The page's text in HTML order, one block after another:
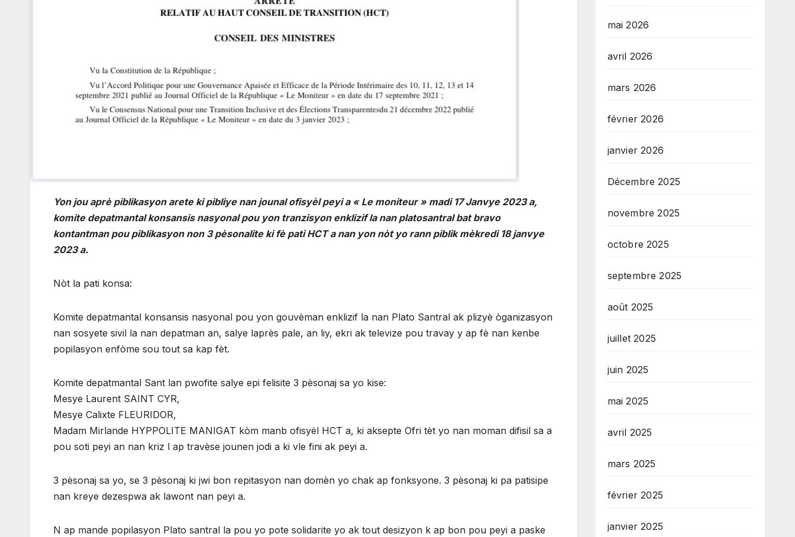
Yon jou aprè piblikasyon arete ki pibliye nan jounal ofisyèl peyi a « Le moniteur » madi 17 Janvye 2023 a,
komite depatmantal konsansis nasyonal pou yon tranzisyon enklizif la nan platosantral bat bravo
kontantman pou piblikasyon non 3 pèsonalite ki fè pati HCT a nan yon nòt yo rann piblik mèkredi 18 janvye
2023 a.
Nòt la pati konsa:
Komite depatmantal konsansis nasyonal pou yon gouvèman enklizif la nan Plato Santral ak plizyè òganizasyon
nan sosyete sivil la nan depatman an, salye laprès pale, an liy, ekri ak televize pou travay y ap fè nan kenbe
popilasyon enfòme sou tout sa kap fèt.
Komite depatmantal Sant lan pwofite salye epi felisite 3 pèsonaj sa yo kise:
Mesye Laurent SAINT CYR,
Mesye Calixte FLEURIDOR,
Madam Mirlande HYPPOLITE MANIGAT kòm manb ofisyèl HCT a, ki aksepte Ofri tèt yo nan moman difisil sa a
pou soti peyi an nan kriz l ap travèse jounen jodi a ki vle fini ak peyi a.
3 pèsonaj sa yo, se 3 pèsonaj ki jwi bon repitasyon nan domèn yo chak ap fonksyone. 3 pèsonaj ki pa patisipe
nan kreye dezespwa ak lawont nan peyi a.
N ap mande popilasyon Plato santral la pou yo pote solidarite yo ak tout desizyon k ap bon pou peyi a paske
mai 2026
avril 2026
mars 2026
février 2026
janvier 2026
Décembre 2025
novembre 2025
octobre 2025
septembre 2025
août 2025
juillet 2025
juin 2025
mai 2025
avril 2025
mars 2025
février 2025
janvier 2025